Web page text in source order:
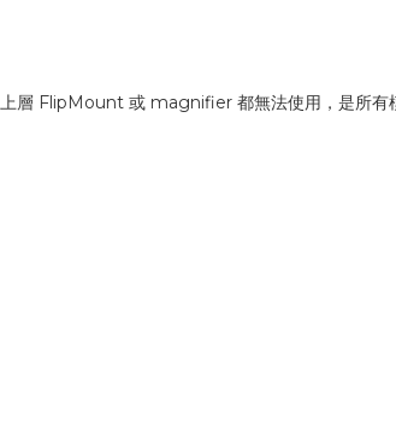
FlipMount 或 magnifier 都無法使用，是所有模